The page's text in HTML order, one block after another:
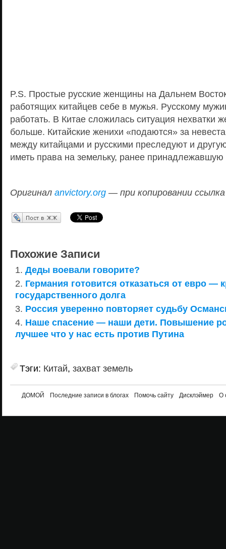
P.S. Простые русские женщины на Дальнем
работящих китайцев себе в мужья. Русскому
работать. В Китае сложилась ситуация нехватки
больше. Китайские женихи «подаются» за
между китайцами и русскими преследуют и
иметь права на земельку, ранее
Оригинал anvictory.org — при копировании
Перепост в ЖЖ
Похожие Записи
Деды воевали говорите?
Германия готовится отказаться от евро —
государственного долга
Россия уверенно повторяет судьбу
Наше спасение — наши дети. Повышение
лучшее что у нас есть против Путина
Тэги: Китай, захват земель
ДОМОЙ Последние записи в блогах Помочь сайту Дисклэймер О